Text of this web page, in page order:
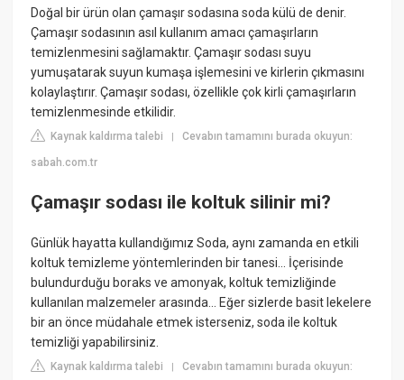
Doğal bir ürün olan çamaşır sodasına soda külü de denir.
Çamaşır sodasının asıl kullanım amacı çamaşırların
temizlenmesini sağlamaktır. Çamaşır sodası suyu
yumuşatarak suyun kumaşa işlemesini ve kirlerin çıkmasını
kolaylaştırır. Çamaşır sodası, özellikle çok kirli çamaşırların
temizlenmesinde etkilidir.
Kaynak kaldırma talebi |Cevabın tamamını burada okuyun:
sabah.com.tr
Çamaşır sodası ile koltuk silinir mi?
Günlük hayatta kullandığımız Soda, aynı zamanda en etkili
koltuk temizleme yöntemlerinden bir tanesi… İçerisinde
bulundurduğu boraks ve amonyak, koltuk temizliğinde
kullanılan malzemeler arasında… Eğer sizlerde basit lekelere
bir an önce müdahale etmek isterseniz, soda ile koltuk
temizliği yapabilirsiniz.
Kaynak kaldırma talebi |Cevabın tamamını burada okuyun: